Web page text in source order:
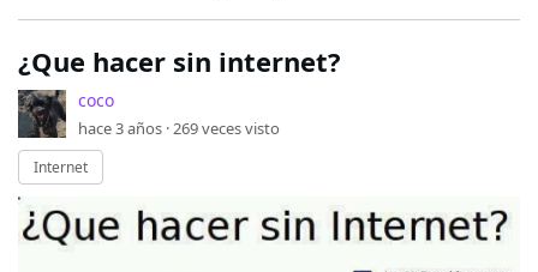
¿Que hacer sin internet?
coco
hace 3 años ·269veces visto
Internet